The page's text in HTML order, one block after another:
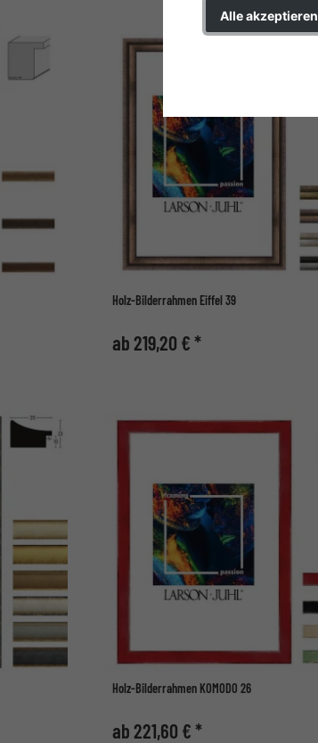
Alle akzeptieren
Holz-Bilderrahmen Eiffel 39
ab 219,20 € *
Holz-Bilderrahmen KOMODO 26
ab 221,60 € *